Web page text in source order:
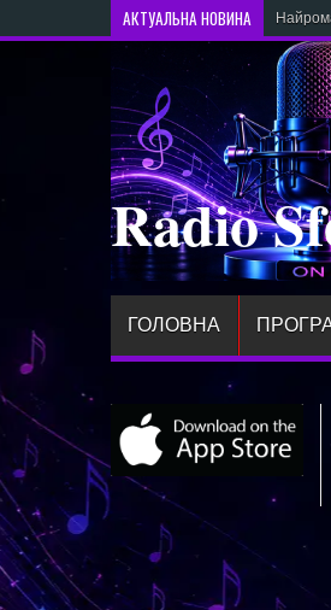
АКТУАЛЬНА НОВИНА
Radio
ГОЛОВНА